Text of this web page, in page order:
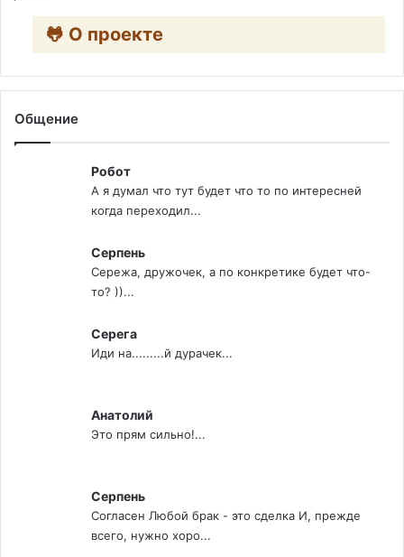
🐸 О проекте
Общение
Робот
А я думал что тут будет что то по интересней
когда переходил...
Серпень
Сережа, дружочек, а по конкретике будет что-
то? ))...
Серега
Иди на.........й дурачек...
Анатолий
Это прям сильно!...
Серпень
Согласен Любой брак - это сделка И, прежде
всего, нужно хоро...